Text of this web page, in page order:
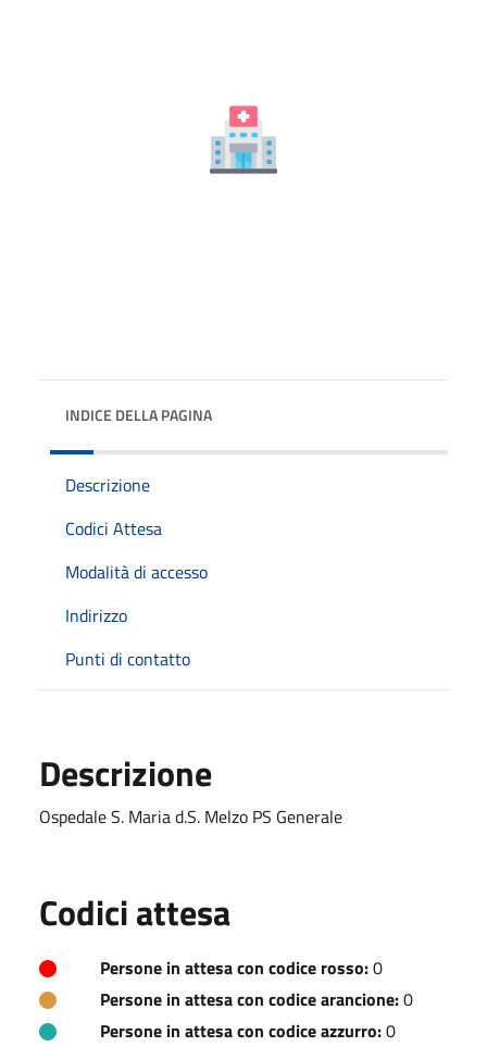
INDICE DELLA PAGINA
Descrizione
Codici Attesa
Modalità di accesso
Indirizzo
Punti di contatto
Descrizione
Ospedale S. Maria d.S. Melzo PS Generale
Codici attesa
Persone in attesa con codice rosso:0
Persone in attesa con codice arancione:0
Persone in attesa con codice azzurro:0